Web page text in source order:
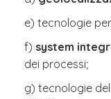
e) tecnologie per
f) system
dei processi;
g) tecnologie